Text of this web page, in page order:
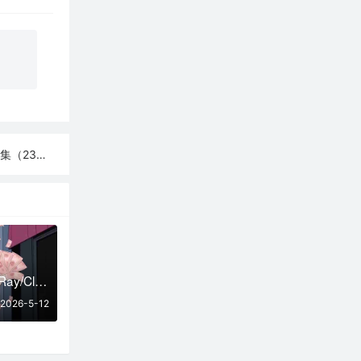
23条）
2026最新SSR/V2Ray/Clash免费节点 | 05月12日可用订阅
2026-5-12